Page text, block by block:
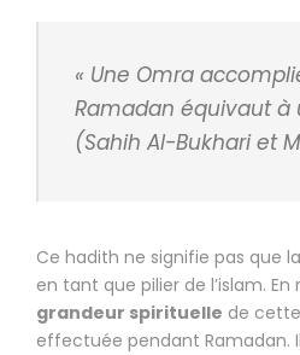
« Une Omra
Ramadan équivaut à
(Sahih Al-Bukhari et
Ce hadith ne signifie pas que
en tant que pilier de l’islam. En
grandeur spirituelle de
effectuée pendant Ramadan.